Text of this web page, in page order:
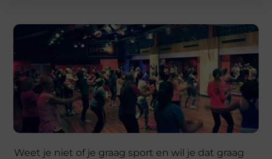
Weet je niet of je graag sport en wil je dat graag